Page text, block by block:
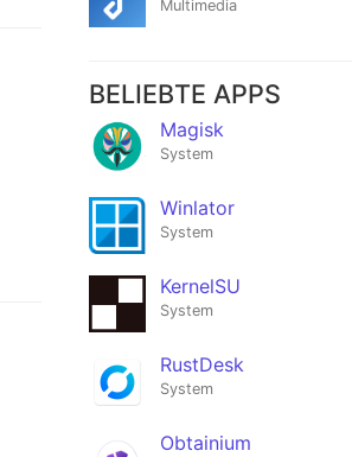
Multimedia
BELIEBTE APPS
Magisk
System
Winlator
System
KernelSU
System
RustDesk
System
Obtainium